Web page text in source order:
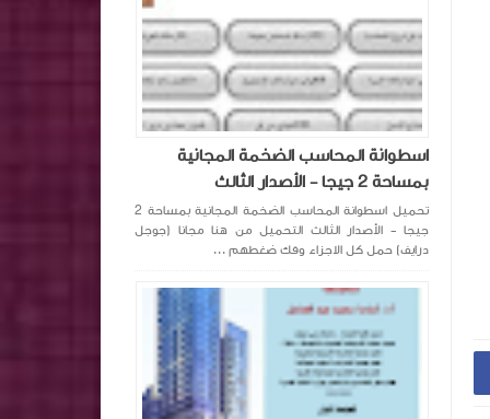
اسطوانة المحاسب الضخمة المجانية
بمساحة 2 جيجا - الأصدار الثالث
تحميل اسطوانة المحاسب الضخمة المجانية بمساحة 2
جيجا - الأصدار الثالث التحميل من هنا مجانا (جوجل
درايف) حمل كل الاجزاء وفك ضغطهم ...